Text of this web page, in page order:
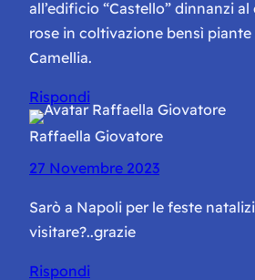
all’edificio “Castello” dinnanzi
rose in coltivazione bensì piante
Camellia.
Rispondi
Raffaella Giovatore
27 Novembre 2023
Sarò a Napoli per le feste
visitare?..grazie
Rispondi